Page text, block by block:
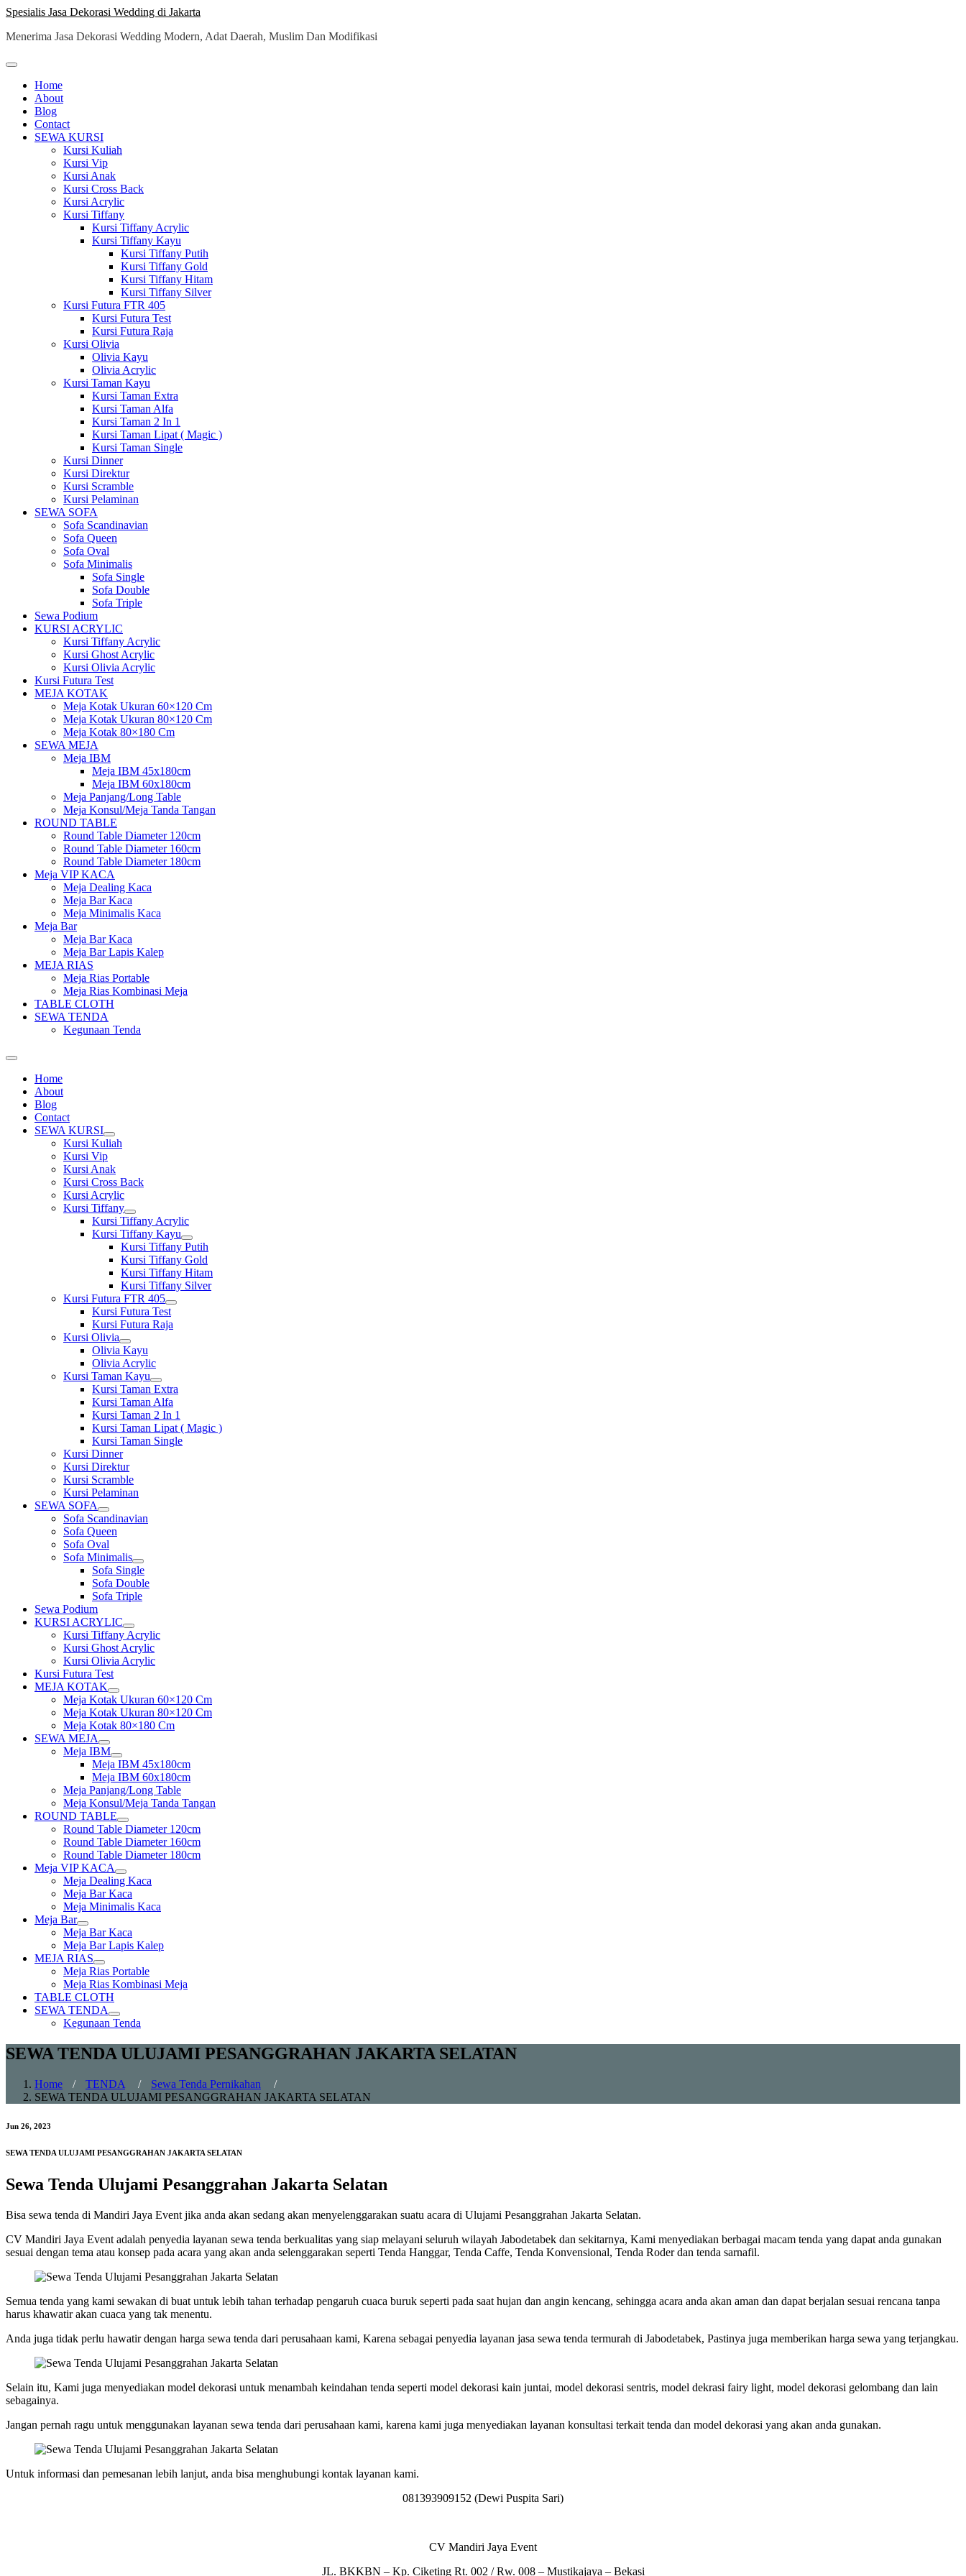
Skip
content
Spesialis Jasa Dekorasi Wedding di Jakarta
Menerima Jasa Dekorasi Wedding Modern, Adat Daerah, Muslim Dan Modifikasi
Home
About
Blog
Contact
SEWA KURSI
Kursi Kuliah
Kursi Vip
Kursi Anak
Kursi Cross Back
Kursi Acrylic
Kursi Tiffany
Kursi Tiffany Acrylic
Kursi Tiffany Kayu
Kursi Tiffany Putih
Kursi Tiffany Gold
Kursi Tiffany Hitam
Kursi Tiffany Silver
Kursi Futura FTR 405
Kursi Futura Test
Kursi Futura Raja
Kursi Olivia
Olivia Kayu
Olivia Acrylic
Kursi Taman Kayu
Kursi Taman Extra
Kursi Taman Alfa
Kursi Taman 2 In 1
Kursi Taman Lipat ( Magic )
Kursi Taman Single
Kursi Dinner
Kursi Direktur
Kursi Scramble
Kursi Pelaminan
SEWA SOFA
Sofa Scandinavian
Sofa Queen
Sofa Oval
Sofa Minimalis
Sofa Single
Sofa Double
Sofa Triple
Sewa Podium
KURSI ACRYLIC
Kursi Tiffany Acrylic
Kursi Ghost Acrylic
Kursi Olivia Acrylic
Kursi Futura Test
MEJA KOTAK
Meja Kotak Ukuran 60×120 Cm
Meja Kotak Ukuran 80×120 Cm
Meja Kotak 80×180 Cm
SEWA MEJA
Meja IBM
Meja IBM 45x180cm
Meja IBM 60x180cm
Meja Panjang/Long Table
Meja Konsul/Meja Tanda Tangan
ROUND TABLE
Round Table Diameter 120cm
Round Table Diameter 160cm
Round Table Diameter 180cm
Meja VIP KACA
Meja Dealing Kaca
Meja Bar Kaca
Meja Minimalis Kaca
Meja Bar
Meja Bar Kaca
Meja Bar Lapis Kalep
MEJA RIAS
Meja Rias Portable
Meja Rias Kombinasi Meja
TABLE CLOTH
SEWA TENDA
Kegunaan Tenda
Home
About
Blog
Contact
SEWA KURSI
Show
sub
Kursi Kuliah
Kursi Vip
Kursi Anak
Kursi Cross Back
Kursi Acrylic
Kursi Tiffany
Show
sub
menu
Kursi Tiffany Acrylic
Kursi Tiffany Kayu
Show
sub
menu
Kursi Tiffany Putih
Kursi Tiffany Gold
Kursi Tiffany Hitam
Kursi Tiffany Silver
Kursi Futura FTR 405
Show
sub
menu
Kursi Futura Test
Kursi Futura Raja
Kursi Olivia
Show
sub
menu
Olivia Kayu
Olivia Acrylic
Kursi Taman Kayu
Show
sub
menu
Kursi Taman Extra
Kursi Taman Alfa
Kursi Taman 2 In 1
Kursi Taman Lipat ( Magic )
Kursi Taman Single
Kursi Dinner
Kursi Direktur
Kursi Scramble
Kursi Pelaminan
SEWA SOFA
Show
sub
menu
Sofa Scandinavian
Sofa Queen
Sofa Oval
Sofa Minimalis
Show
sub
menu
Sofa Single
Sofa Double
Sofa Triple
Sewa Podium
KURSI ACRYLIC
Show
sub
menu
Kursi Tiffany Acrylic
Kursi Ghost Acrylic
Kursi Olivia Acrylic
Kursi Futura Test
MEJA KOTAK
Show
sub
menu
Meja Kotak Ukuran 60×120 Cm
Meja Kotak Ukuran 80×120 Cm
Meja Kotak 80×180 Cm
SEWA MEJA
Show
sub
menu
Meja IBM
Show
sub
menu
Meja IBM 45x180cm
Meja IBM 60x180cm
Meja Panjang/Long Table
Meja Konsul/Meja Tanda Tangan
ROUND TABLE
Show
sub
menu
Round Table Diameter 120cm
Round Table Diameter 160cm
Round Table Diameter 180cm
Meja VIP KACA
Show
sub
menu
Meja Dealing Kaca
Meja Bar Kaca
Meja Minimalis Kaca
Meja Bar
Show
sub
menu
Meja Bar Kaca
Meja Bar Lapis Kalep
MEJA RIAS
Show
sub
menu
Meja Rias Portable
Meja Rias Kombinasi Meja
TABLE CLOTH
SEWA TENDA
Show
sub
Kegunaan Tenda
SEWA TENDA ULUJAMI PESANGGRAHAN JAKARTA SELATAN
Home / TENDA / Sewa Tenda Pernikahan
/
SEWA TENDA ULUJAMI PESANGGRAHAN JAKARTA SELATAN
Jun 26, 2023
SEWA TENDA ULUJAMI PESANGGRAHAN JAKARTA SELATAN
Sewa Tenda Ulujami Pesanggrahan Jakarta Selatan
Bisa sewa tenda di Mandiri Jaya Event jika anda akan sedang akan menyelenggarakan suatu acara di Ulujami Pesanggrahan Jakarta Selatan.
CV Mandiri Jaya Event adalah penyedia layanan sewa tenda berkualitas yang siap melayani seluruh wilayah Jabodetabek dan sekitarnya, Kami menyediakan berbagai macam tenda yang dapat anda gunakan
sesuai dengan tema atau konsep pada acara yang akan anda selenggarakan seperti Tenda Hanggar, Tenda Caffe, Tenda Konvensional, Tenda Roder dan tenda sarnafil.
Semua tenda yang kami sewakan di buat untuk lebih tahan terhadap pengaruh cuaca buruk seperti pada saat hujan dan angin kencang, sehingga acara anda akan aman dan dapat berjalan sesuai rencana tanpa
harus khawatir akan cuaca yang tak menentu.
Anda juga tidak perlu hawatir dengan harga sewa tenda dari perusahaan kami, Karena sebagai penyedia layanan jasa sewa tenda termurah di Jabodetabek, Pastinya juga memberikan harga sewa yang terjangkau.
Selain itu, Kami juga menyediakan model dekorasi untuk menambah keindahan tenda seperti model dekorasi kain juntai, model dekorasi sentris, model dekrasi fairy light, model dekorasi gelombang dan lain
sebagainya.
Jangan pernah ragu untuk menggunakan layanan sewa tenda dari perusahaan kami, karena kami juga menyediakan layanan konsultasi terkait tenda dan model dekorasi yang akan anda gunakan.
Untuk informasi dan pemesanan lebih lanjut, anda bisa menghubungi kontak layanan kami.
081393909152 (Dewi Puspita Sari)
CV Mandiri Jaya Event
JL. BKKBN – Kp. Ciketing Rt. 002 / Rw. 008 – Mustikajaya – Bekasi